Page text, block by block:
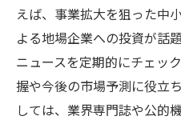
えば、事業拡大を狙った中
よる地場企業への投資が話
ニュースを定期的にチェッ
握や今後の市場予測に役立
しては、業界専門誌や公的